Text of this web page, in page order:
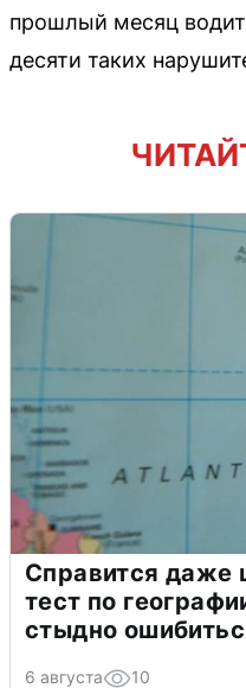
прошлый месяц
десяти таких
Справится даже
тест по
стыдно
6 августа 10